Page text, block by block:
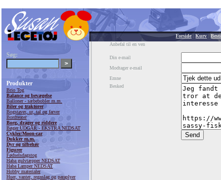
Forside|Kurv |
Søg:
Produkter
Brio Tog
Balance og bevægelse
Balloner - sæbebobler m.m.
Biler og traktorer
Bogstaver, ur, tal og farver
Bordteater
Borg, drager og riddere
Bøger UDGÅR - EKSTRA NEDSAT
Cykler/Moon-car
Dukker m.m.
Dyr og tilbehør
Figurer
Fødselsdagstog
Haba gulvtæpper NEDSAT
Haba Lamper NEDSAT
Hobby materialer
Huer, vanter, regnslag og paraplyer
Anbefal til en ven
Din e-mail
Modtager e-mail
Emne
Besked